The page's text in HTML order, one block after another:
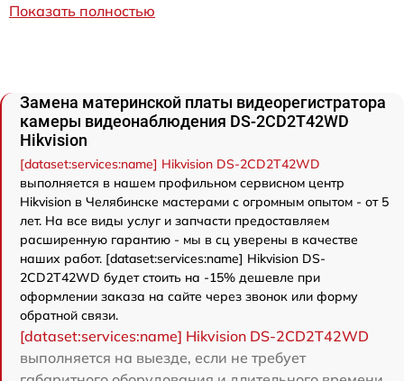
Показать полностью
Замена материнской платы видеорегистратора
камеры видеонаблюдения DS-2CD2T42WD
Hikvision
[dataset:services:name] Hikvision DS-2CD2T42WD
выполняется в нашем профильном сервисном центр
Hikvision в Челябинске мастерами с огромным опытом - от 5
лет. На все виды услуг и запчасти предоставляем
расширенную гарантию - мы в сц уверены в качестве
наших работ. [dataset:services:name] Hikvision DS-
2CD2T42WD будет стоить на -15% дешевле при
оформлении заказа на сайте через звонок или форму
обратной связи.
[dataset:services:name] Hikvision DS-2CD2T42WD
выполняется на выезде, если не требует